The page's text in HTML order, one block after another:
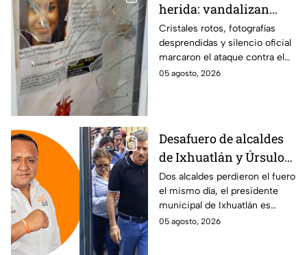
herida: vandalizan
memorial de
desaparecidos en
Veracruz en medio de
crisis
Cristales rotos, fotografías
desprendidas y silencio oficial
marcaron el ataque contra el
memorial de desaparecidos,
05 agosto, 2026
Desafuero de alcaldes
de Ixhuatlán y Úrsulo
Galván: uno de ellos
está implicado en el
asesinato de la
periodista Roxana
Dos alcaldes perdieron el fuero
el mismo día, el presidente
municipal de Ixhuatlán es
investigado por el secuestro y
05 agosto, 2026